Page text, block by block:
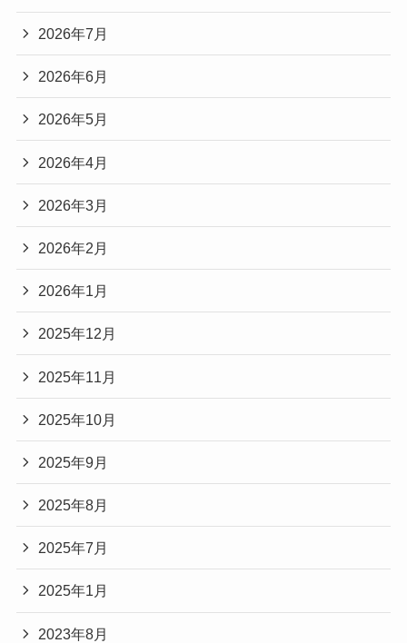
2026年7月
2026年6月
2026年5月
2026年4月
2026年3月
2026年2月
2026年1月
2025年12月
2025年11月
2025年10月
2025年9月
2025年8月
2025年7月
2025年1月
2023年8月